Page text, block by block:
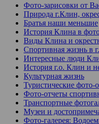
Фото-зарисовки от
Природа г.Клин,
Братья наши меньшие
История Клина в
Виды Клина и
Спортивная жизнь в
Интересные люди
История г.о. Клин и
Культурная жизнь
Туристические фото-
Фото-отчеты
Транспортные
Музеи и
Фото-галерея: